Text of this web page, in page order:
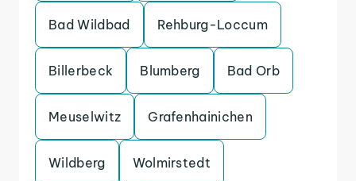
Bad Wildbad Rehburg-Loccum
Billerbeck Blumberg Bad Orb
Meuselwitz Grafenhainichen
Wildberg Wolmirstedt